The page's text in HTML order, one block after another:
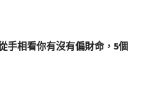
手相看你有沒有偏財命，5個